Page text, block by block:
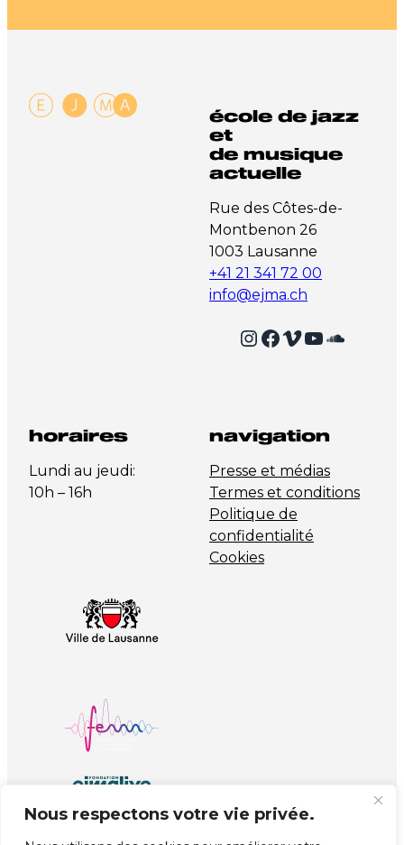
Nous respectons votre vie privée.
école de jazz
et
de musique
actuelle
Rue des Côtes-de-
Montbenon 26
1003 Lausanne
+41 21 341 72 00
info@ejma.ch
InstagramFacebook Vimeo YouTube SoundCloud
horaires
Lundi au jeudi:
10h – 16h
navigation
Presse et médias
Termes et conditions
Politique de
confidentialité
Cookies